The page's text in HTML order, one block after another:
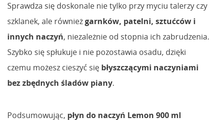
Sprawdza się doskonale nie tylko przy myciu talerzy czy
szklanek, ale równieżgarnków, patelni, sztućców i
innych naczyń, niezależnie od stopnia ich zabrudzenia.
Szybko się spłukuje i nie pozostawia osadu, dzięki
czemu możesz cieszyć się błyszczącymi naczyniami
bez zbędnych śladów piany.
Podsumowując, płyn do naczyń Lemon 900 ml